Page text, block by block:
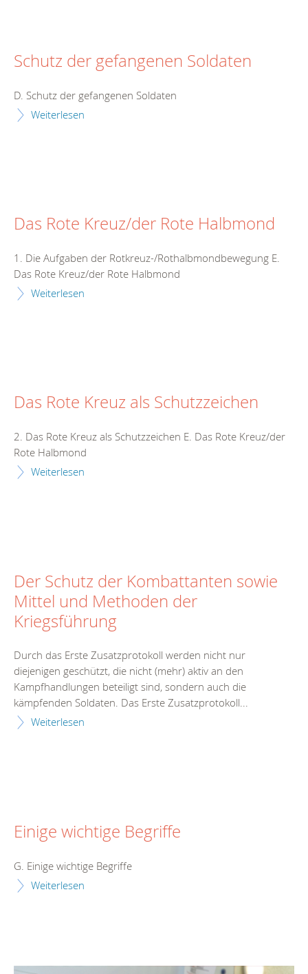
Schutz der gefangenen Soldaten
D. Schutz der gefangenen Soldaten
Weiterlesen
Das Rote Kreuz/der Rote Halbmond
1. Die Aufgaben der Rotkreuz-/Rothalbmondbewegung E.
Das Rote Kreuz/der Rote Halbmond
Weiterlesen
Das Rote Kreuz als Schutzzeichen
2. Das Rote Kreuz als Schutzzeichen E. Das Rote Kreuz/der
Rote Halbmond
Weiterlesen
Der Schutz der Kombattanten sowie
Mittel und Methoden der
Kriegsführung
Durch das Erste Zusatzprotokoll werden nicht nur
diejenigen geschützt, die nicht (mehr) aktiv an den
Kampfhandlungen beteiligt sind, sondern auch die
kämpfenden Soldaten. Das Erste Zusatzprotokoll...
Weiterlesen
Einige wichtige Begriffe
G. Einige wichtige Begriffe
Weiterlesen